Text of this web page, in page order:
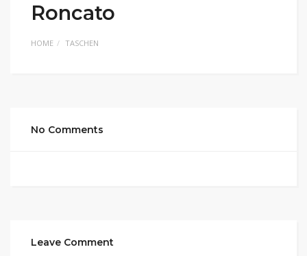
Roncato
HOME TASCHEN
No Comments
Leave Comment